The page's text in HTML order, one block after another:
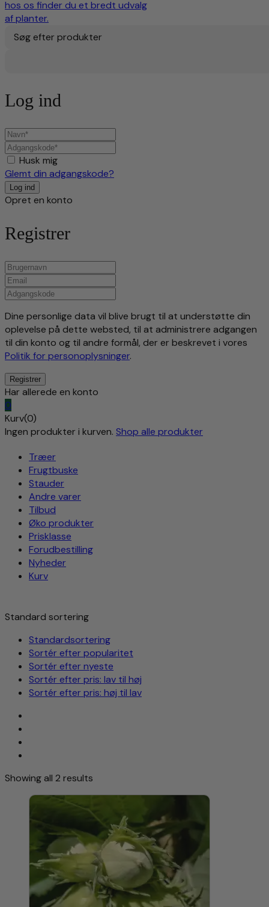
Søg efter produkter
Log ind
Husk mig
Glemt din adgangskode?
Opret en konto
Registrer
Dine personlige data vil blive brugt til at understøtte din
oplevelse på dette websted, til at administrere adgangen
til din konto og til andre formål, der er beskrevet i vores
Politik for personoplysninger.
Har allerede en konto
0
Kurv(0)
Ingen produkter i kurven. Shop alle produkter
Træer
Frugtbuske
Stauder
Andre varer
Tilbud
Øko produkter
Prisklasse
Forudbestilling
Nyheder
Kurv
Standard sortering
Standardsortering
Sortér efter popularitet
Sortér efter nyeste
Sortér efter pris: lav til høj
Sortér efter pris: høj til lav
Showing all 2 results